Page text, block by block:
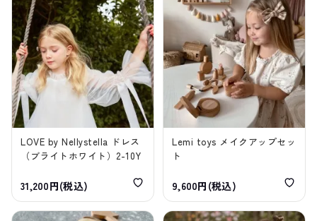
LOVE by Nellystella ドレス
（ブライトホワイト）2-10Y
31,200円(税込)
Lemi toys メイクアップセッ
ト
9,600円(税込)